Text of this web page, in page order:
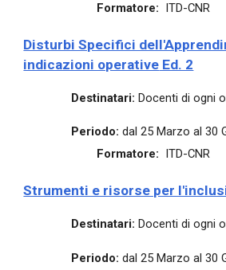
Formatore: ITD-CNR
Disturbi Specifici
indicazioni operative Ed. 2
Destinatari: Docenti di ogni
Periodo: dal 25 Marzo al 30
Formatore:
ITD-CNR
Strumenti e risorse per
Destinatari: Docenti di ogni
Periodo: dal 25 Marzo al 30